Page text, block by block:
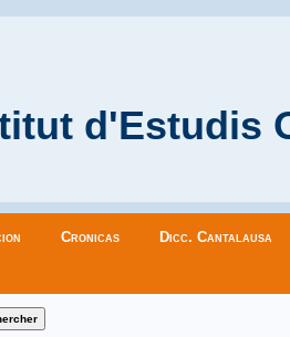
d'Estudis
Cronicas Dicc. Cantalausa